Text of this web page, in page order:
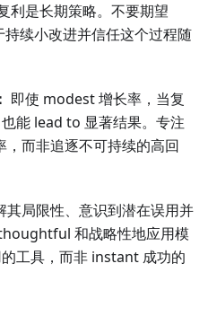
利是长期策略。不要期望
续小改进并信任这个过程随
即使 modest 增长率，当复
能 lead to 显著结果。专注
而非追逐不可持续的高回
局限性、意识到潜在误用并
和战略性地应用模
工具，而非 instant 成功的